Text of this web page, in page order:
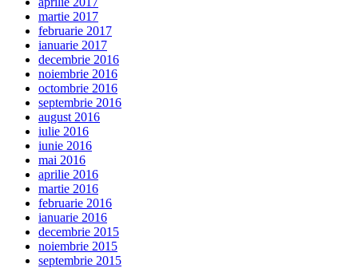
martie 2017
februarie 2017
ianuarie 2017
decembrie 2016
noiembrie 2016
octombrie 2016
septembrie 2016
august 2016
iulie 2016
iunie 2016
mai 2016
aprilie 2016
martie 2016
februarie 2016
ianuarie 2016
decembrie 2015
noiembrie 2015
septembrie 2015